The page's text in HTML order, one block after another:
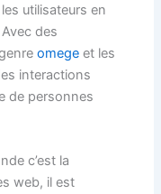
utilisateurs en
des
omege et les
interactions
de personnes
c’est la
web, il est